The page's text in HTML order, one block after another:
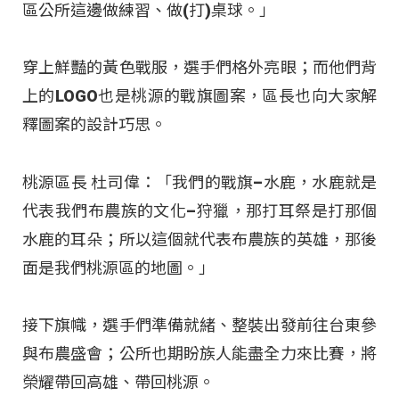
區公所這邊做練習、做(打)桌球。」
穿上鮮豔的黃色戰服，選手們格外亮眼；而他們背
上的LOGO也是桃源的戰旗圖案，區長也向大家解
釋圖案的設計巧思。
桃源區長 杜司偉：「我們的戰旗–水鹿，水鹿就是
代表我們布農族的文化–狩獵，那打耳祭是打那個
水鹿的耳朵；所以這個就代表布農族的英雄，那後
面是我們桃源區的地圖。」
接下旗幟，選手們準備就緒、整裝出發前往台東參
與布農盛會；公所也期盼族人能盡全力來比賽，將
榮耀帶回高雄、帶回桃源。